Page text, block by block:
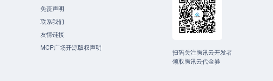
免责声明
联系我们
友情链接
MCP广场开源版权声明
扫码关注腾讯云开发者
领取腾讯云代金券